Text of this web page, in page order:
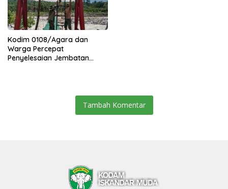
Kodim 0108/Agara dan
Warga Percepat
Penyelesaian Jembatan
Tambah Komentar